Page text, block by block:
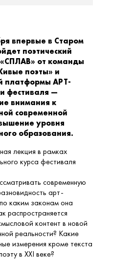
впервые в Старом
поэтический
от команды
поэты» и
платформы АРТ-
фестиваля —
внимания к
современной
уровня
образования.
лекция в рамках
курса фестиваля
современную
арт-
каким законам она
распространяется
контент в новой
реальности? Какие
измерения кроме текста
в XXI веке?